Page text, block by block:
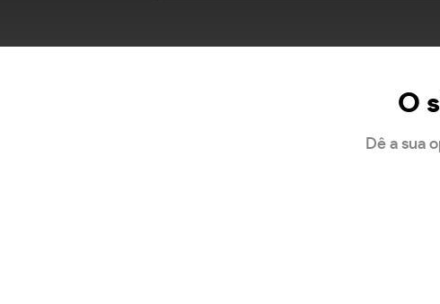
O
Dê a sua